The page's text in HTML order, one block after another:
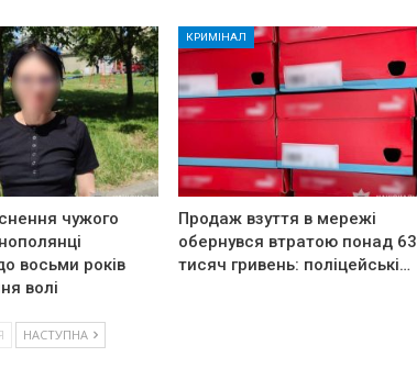
чужого
восьми років
волі
КРИМІНАЛ
Продаж взуття в мережі
обернувся втратою понад 63
тисяч гривень: поліцейські…
НАСТУПНА